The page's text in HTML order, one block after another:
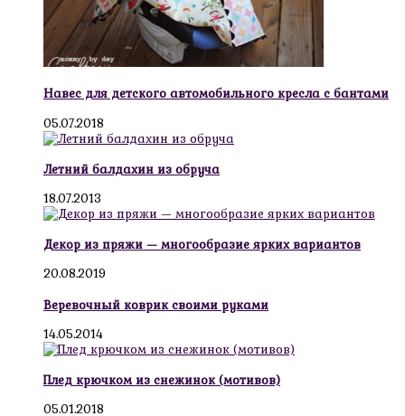
Навес для детского автомобильного кресла с бантами
05.07.2018
Летний балдахин из обруча
18.07.2013
Декор из пряжи — многообразие ярких вариантов
20.08.2019
Веревочный коврик своими руками
14.05.2014
Плед крючком из снежинок (мотивов)
05.01.2018